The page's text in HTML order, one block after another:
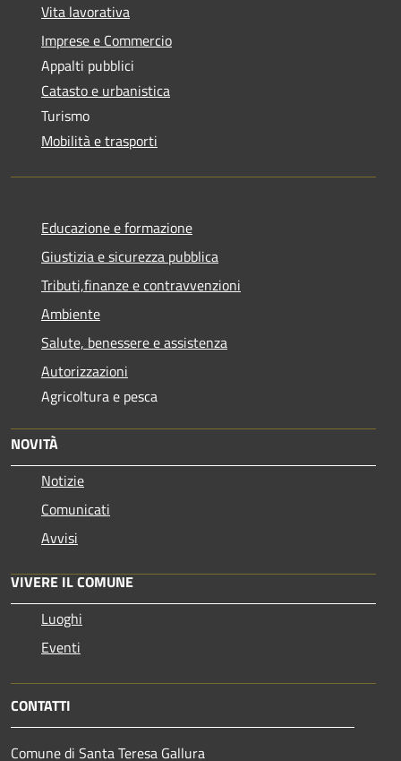
Vita lavorativa
Imprese e Commercio
Appalti pubblici
Catasto e urbanistica
Turismo
Mobilità e trasporti
Educazione e formazione
Giustizia e sicurezza pubblica
Tributi,finanze e contravvenzioni
Ambiente
Salute, benessere e assistenza
Autorizzazioni
Agricoltura e pesca
NOVITÀ
Notizie
Comunicati
Avvisi
VIVERE IL COMUNE
Luoghi
Eventi
CONTATTI
Comune di Santa Teresa Gallura